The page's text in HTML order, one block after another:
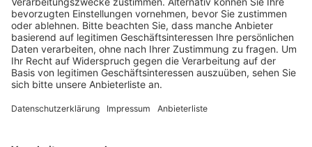
Streusalz und anderen auftauenden Stoffen zu
verbieten. Diese Entscheidung zielt darauf ab, die
Umwelt und Vegetation zu schützen. Denn es
erschwert den Pflanzen, Nährstoffen und Wasser
aufzunehmen und kann langfristig bestimmte
Baumarten schädigen.